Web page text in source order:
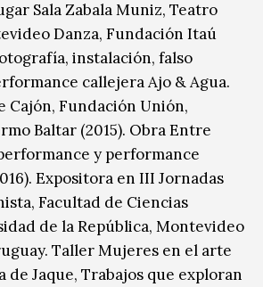
Sala Zabala Muniz, Teatro
Danza, Fundación Itaú
instalación, falso
callejera Ajo & Agua.
Cajón, Fundación Unión,
Baltar (2015). Obra Entre
y performance
Expositora en III Jornadas
Facultad de Ciencias
de la República, Montevideo
Taller Mujeres en el arte
de Jaque, Trabajos que exploran